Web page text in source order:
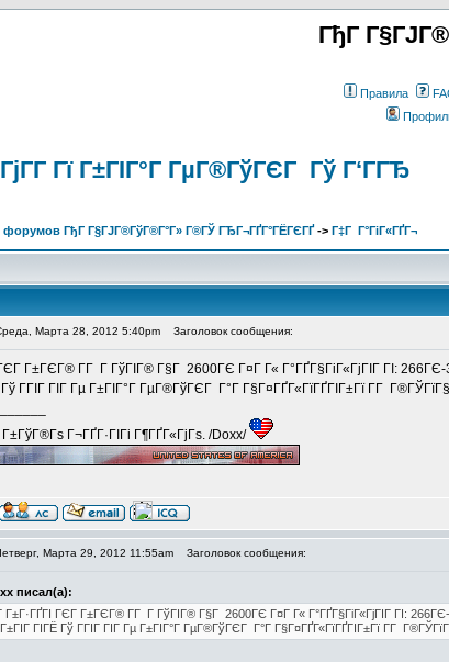
ГђГ
Правила
Гї Г±ГІГ°Г ГµГ®ГўГЄГ Гў Г‘ГГЂ
ГђГ Г§ГЈГ®ГўГ®Г°Г» Г®ГЎ ГЂГ¬ГҐГ°ГЁГЄГҐ-> Г‡Г Г°ГіГ«ГҐГ¬
Марта 28, 2012 5:40pm Заголовок сообщения:
ГЄГ Г±ГЄГ® Г­Г Г ГўГІГ® Г§Г 2600ГЄ Г¤Г Г« Г°ГҐГ§ГіГ«ГјГІГ ГІ:
ГГІГ ГІГ Гµ Г±ГІГ°Г ГµГ®ГўГЄГ Г°Г Г§Г¤ГҐГ«ГїГҐГІГ±Гї Г­Г
Г¬ГҐГ·ГІГі Г¶ГҐГ«ГјГѕ. /Doxx/
Марта 29, 2012 11:55am Заголовок сообщения:
писал(а):
Г±Г·ГҐГІ ГЄГ Г±ГЄГ® Г­Г Г ГўГІГ® Г§Г 2600ГЄ Г¤Г Г« Г°ГҐГ§ГіГ«ГјГІГ ГІ:
ГІГЁ Гў ГГІГ ГІГ Гµ Г±ГІГ°Г ГµГ®ГўГЄГ Г°Г Г§Г¤ГҐГ«ГїГҐГІГ±Гї Г­Г